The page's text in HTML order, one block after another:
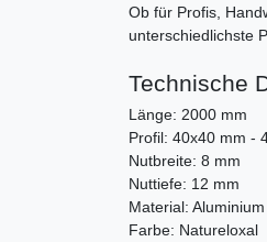
Ob für Profis,
unterschiedlichste
Technische
Länge: 2000 mm
Profil: 40x40 mm -
Nutbreite: 8 mm
Nuttiefe: 12 mm
Material:
Farbe: Natureloxal